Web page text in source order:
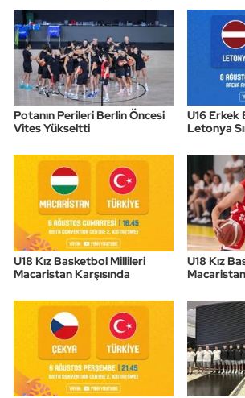
Potanın Perileri Berlin Öncesi
Vites Yükseltti
U16 Erkek
Letonya
U18 Kız Basketbol Millileri
Macaristan Karşısında
U18 Kız